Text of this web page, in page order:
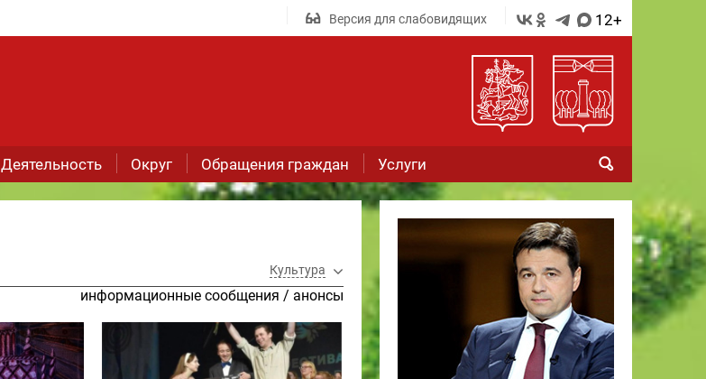
Версия для слабовидящих 12+
Деятельность Округ Обращения граждан Услуги
Культура
информационные сообщения / анонсы